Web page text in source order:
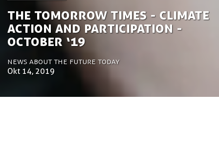
the Tomorrow Times - Climate
Action and Participation -
October ‘19
News about the future today
Okt 14, 2019